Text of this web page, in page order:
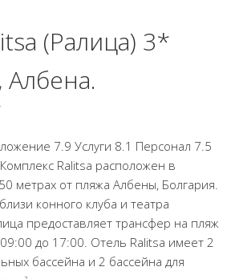
(Ралица) 3*
Албена.
7.9 Услуги 8.1 Персонал 7.5
Ralitsa расположен в
метрах от пляжа Албены, Болгария.
конного клуба и театра
предоставляет трансфер на пляж
до 17:00. Отель Ralitsa имеет 2
бассейна и 2 бассейна для